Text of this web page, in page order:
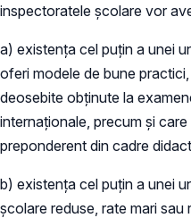
inspectoratele școlare vor
a) existența cel puțin a unei
oferi modele de bune
deosebite obținute la
internaționale, precum și
preponderent din cadre
b) existența cel puțin a unei
școlare reduse, rate mari